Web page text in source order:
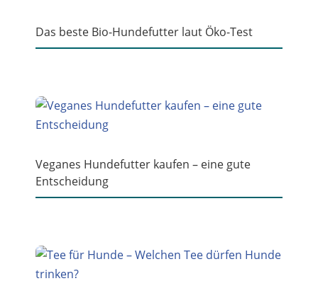
Das beste Bio-Hundefutter laut Öko-Test
Veganes Hundefutter kaufen – eine gute
Entscheidung